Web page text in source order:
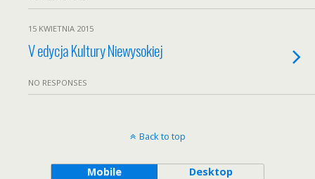
15 KWIETNIA 2015
V edycja Kultury Niewysokiej
NO RESPONSES
Back to top
Mobile Desktop